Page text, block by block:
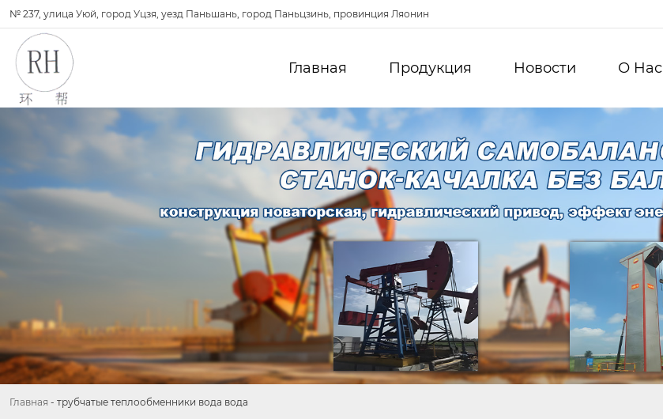
№ 237, улица Уюй, город Уцзя, уезд Паньшань, город Паньцзинь, провинция Ляонин
Главная Продукция Новости О Hас
Главная - трубчатые теплообменники вода вода